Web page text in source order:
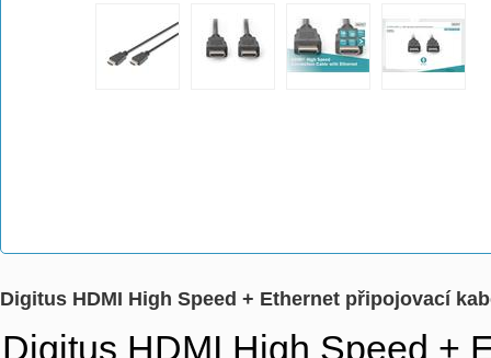
Digitus HDMI High Speed + Ethernet připojovací
Digitus HDMI High Speed +